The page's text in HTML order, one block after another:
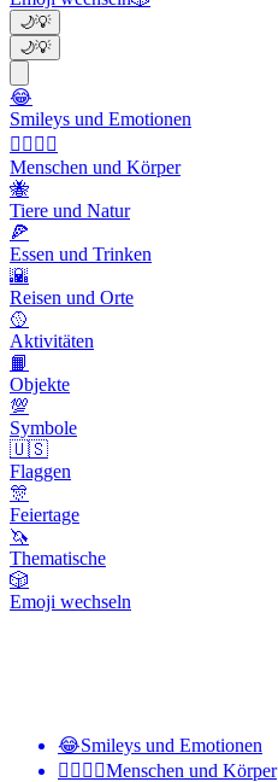
🌙💡
🌙💡
😂
Smileys und Emotionen
👩‍❤️‍💋‍👨
Menschen und Körper
🐝
Tiere und Natur
🍕
Essen und Trinken
🌇
Reisen und Orte
🥎
Aktivitäten
📙
Objekte
💯
Symbole
🇺🇸
Flaggen
🎊
Feiertage
🦄
Thematische
🎲
Emoji wechseln
😂Smileys und Emotionen
👩‍❤️‍💋‍👨Menschen und Körper